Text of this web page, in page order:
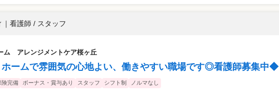
｜ 看護師 / スタッフ
ム アレンジメントケア桜ヶ丘
ホームで雰囲気の心地よい、働きやすい職場です◎看護師募集中◆
険完備 ボーナス・賞与あり スタッフ シフト制 ノルマなし